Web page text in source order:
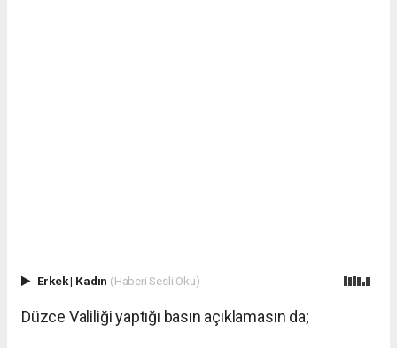
Erkek| Kadın (Haberi Sesli Oku)
Düzce Valiliği yaptığı basın açıklamasın da;